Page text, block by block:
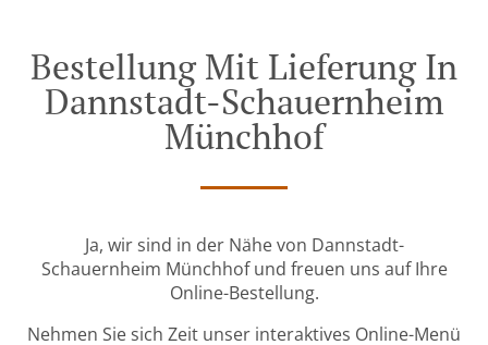
Bestellung Mit Lieferung In
Dannstadt-Schauernheim
Münchhof
Ja, wir sind in der Nähe von Dannstadt-
Schauernheim Münchhof und freuen uns auf Ihre
Online-Bestellung.
Nehmen Sie sich Zeit unser interaktives Online-Menü